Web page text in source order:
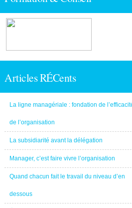
Articles RÉCents
La ligne managériale : fondation de
de l’organisation
La subsidiarité avant la délégation
Manager, c’est faire vivre l’organisation
Quand chacun fait le travail du niveau d’en
dessous